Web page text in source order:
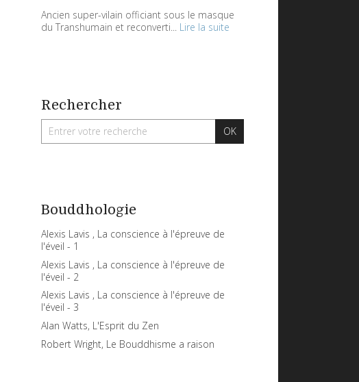
Ancien super-vilain officiant sous le masque
du Transhumain et reconverti... Lire la suite
Rechercher
Bouddhologie
Alexis Lavis , La conscience à l'épreuve de
l'éveil - 1
Alexis Lavis , La conscience à l'épreuve de
l'éveil - 2
Alexis Lavis , La conscience à l'épreuve de
l'éveil - 3
Alan Watts, L'Esprit du Zen
Robert Wright, Le Bouddhisme a raison